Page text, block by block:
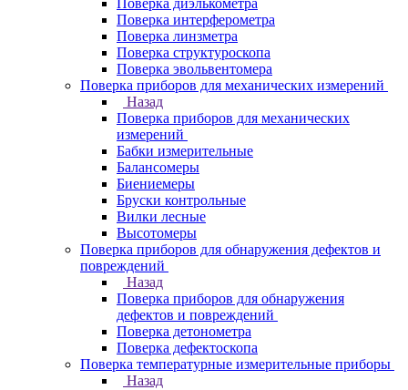
Поверка диэлькометра
Поверка интерферометра
Поверка линзметра
Поверка структуроскопа
Поверка эвольвентомера
Поверка приборов для механических измерений
Назад
Поверка приборов для механических
измерений
Бабки измерительные
Балансомеры
Биениемеры
Бруски контрольные
Вилки лесные
Высотомеры
Поверка приборов для обнаружения дефектов и
повреждений
Назад
Поверка приборов для обнаружения
дефектов и повреждений
Поверка детонометра
Поверка дефектоскопа
Поверка температурные измерительные приборы
Назад